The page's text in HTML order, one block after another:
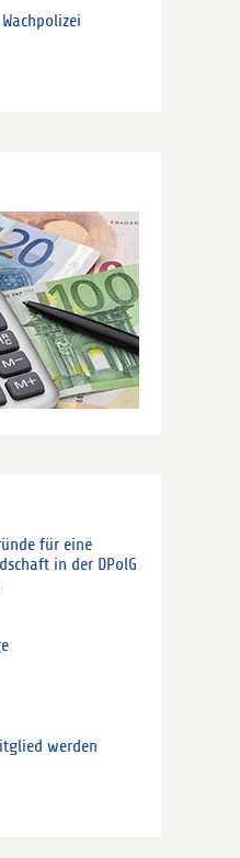
für eine
in der DPolG
werden